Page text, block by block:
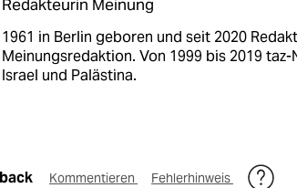
Redakteurin Meinung
1961 in Berlin geboren und seit 2020
Meinungsredaktion. Von 1999 bis 2019
Israel und Palästina.
Kommentieren Fehlerhinweis